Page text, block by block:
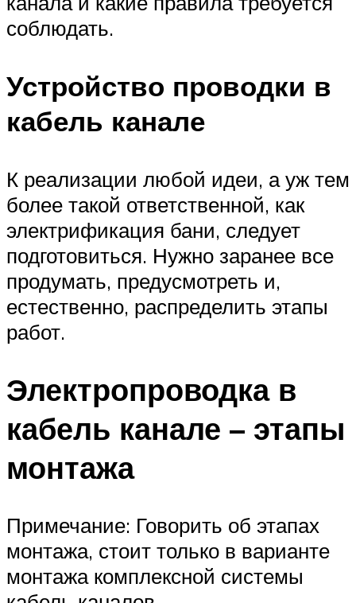
соблюдать.
Устройство проводки в
кабель канале
К реализации любой идеи, а уж тем
более такой ответственной, как
электрификация бани, следует
подготовиться. Нужно заранее все
продумать, предусмотреть и,
естественно, распределить этапы
работ.
Электропроводка в
кабель канале – этапы
монтажа
Примечание: Говорить об этапах
монтажа, стоит только в варианте
монтажа комплексной системы